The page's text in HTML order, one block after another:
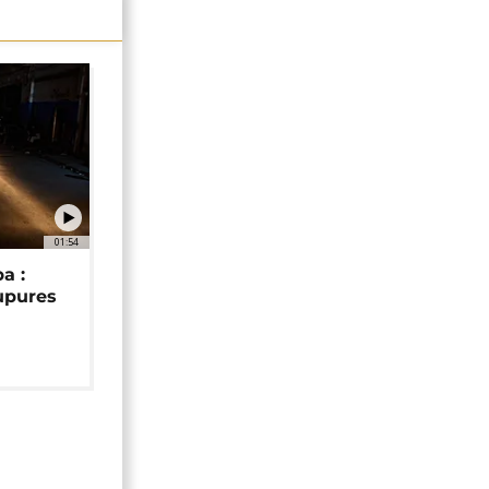
01:54
: